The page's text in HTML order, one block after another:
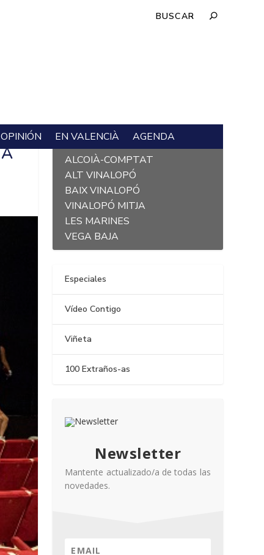
OPINIÓN EN VALENCIÀ AGENDA
L´ALACANTÍ
ALCOIÀ-COMPTAT
ALT VINALOPÓ
BAIX VINALOPÓ
VINALOPÓ MITJA
LES MARINES
VEGA BAJA
Especiales
Vídeo Contigo
Viñeta
100 Extraños-as
Newsletter
Mantente actualizado/a de todas las
novedades.